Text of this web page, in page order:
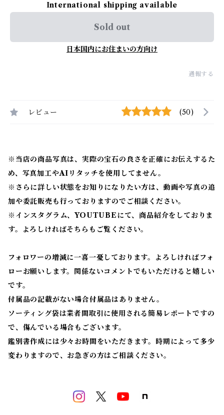
International shipping available
Sold out
日本国内にお住まいの方向け
通報する
レビュー (50)
※当店の商品写真は、実際の宝石の良さを正確にお伝えするた
め、写真加工やAIリタッチを使用してません。
※ さらに詳しい状態をお知りになりたい方は、動画や写真の追
加や委託販売も行っておりますのでご相談ください。
※ インスタグラム、YOUTUBEにて、商品紹介をしておりま
す。よろしければそちらもご覧ください。
フォロワーの増減に一喜一憂しております。よろしければフォ
ローお願いします。関係ないコメントでもいただけると嬉しい
です。
付属品の記載がない場合付属品はありません。
ソーティング袋は業者間取引に使用される簡易レポートですの
で、傷んでいる場合もございます。
鑑別書作成には少々お時間をいただきます。時期によって多少
変わりますので、お急ぎの方はご相談ください。